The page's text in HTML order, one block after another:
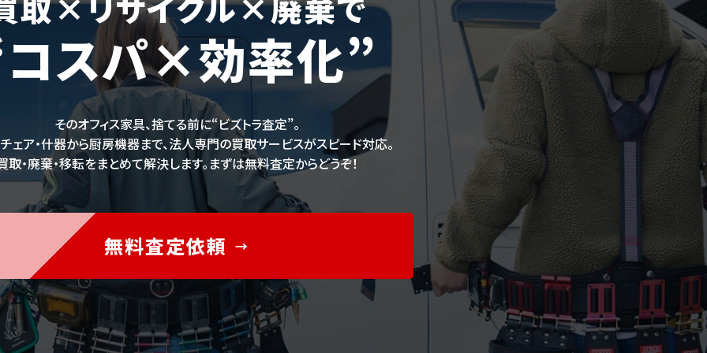
スパ×効率化”
そのオフィス家具、捨てる前に“ビズトラ査定”。
チェア・什器から厨房機器まで、法人専門の買取サービスがスピード対応。
取・廃棄・移転をまとめて解決します。まずは無料査定からどうぞ！
無料査定依頼